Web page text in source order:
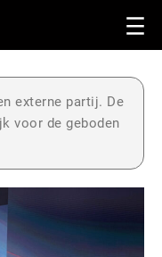
externe partij. De
voor de geboden